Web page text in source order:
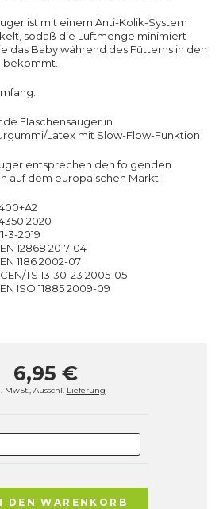
ist mit einem Anti-Kolik-System
sodaß die Luftmenge minimiert
das Baby während des Fütterns in den
bekommt.
Flaschensauger in
Latex mit Slow-Flow-Funktion
entsprechen den folgenden
auf dem europäischen Markt:
3-2019
12868 2017-04
1186 2002-07
TS 13130-23 2005-05
ISO 11885 2009-09
6,95 €
MwSt., Ausschl. Lieferung
DEN WARENKORB